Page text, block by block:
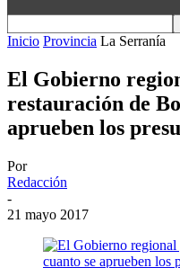
Inicio Provincia La Serranía
El Gobierno
restauración de
aprueben los
Por
Redacción
-
21 mayo 2017